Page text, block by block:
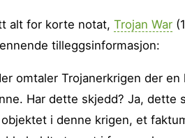
alt for korte notat, Trojan War
tilleggsinformasjon:
omtaler Trojanerkrigen der
Har dette skjedd? Ja, dette
i denne krigen, et